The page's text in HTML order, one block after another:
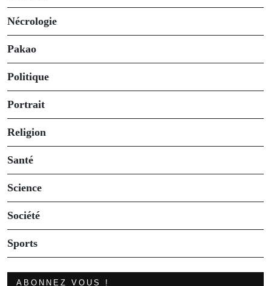
Nécrologie
Pakao
Politique
Portrait
Religion
Santé
Science
Société
Sports
ABONNEZ VOUS !